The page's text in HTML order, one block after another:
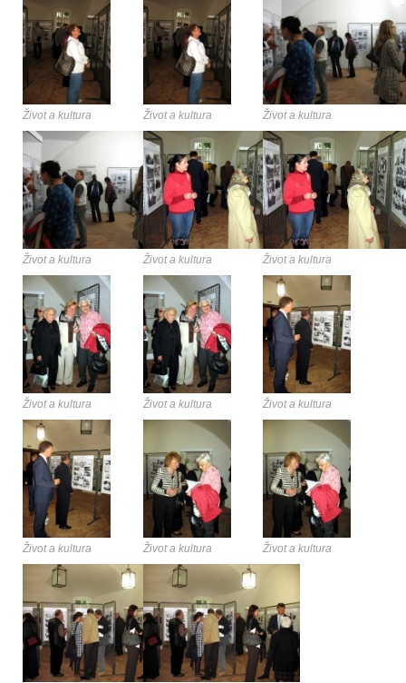
Život a kultura Život a kultura Život a kultura
Život a kultura Život a kultura Život a kultura
Život a kultura Život a kultura Život a kultura
Život a kultura Život a kultura Život a kultura